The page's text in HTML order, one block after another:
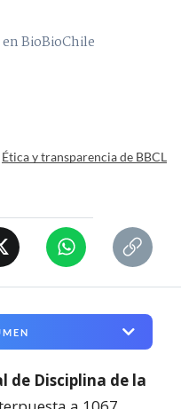
BioBioChile
Ética y transparencia de BBCL
de Disciplina de la